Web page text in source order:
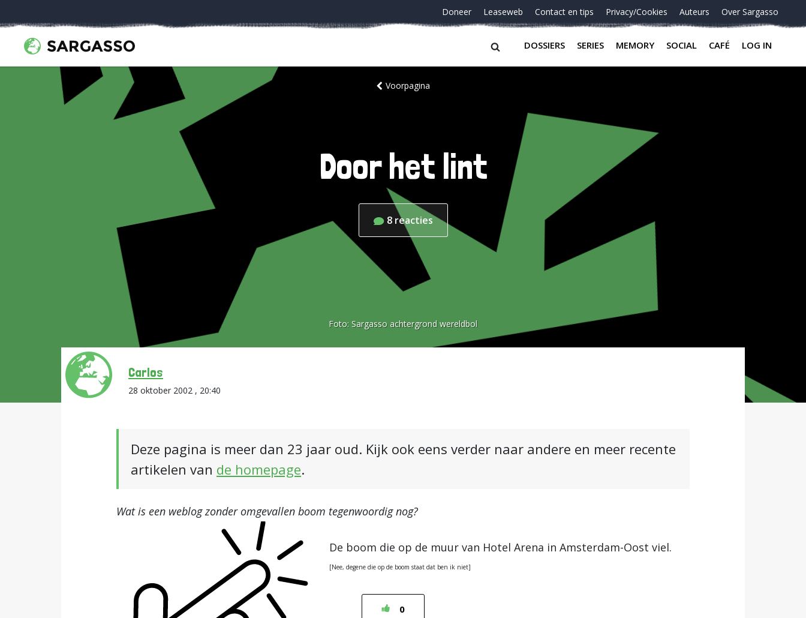
Doneer Leaseweb Contact en tips Privacy/Cookies Auteurs Over Sargasso
DOSSIERS SERIES MEMORY SOCIAL CAFÉ LOG IN
Voorpagina
Door het lint
8 reacties
Foto: Sargasso achtergrond wereldbol
Carlos
28 oktober 2002 , 20:40
Deze pagina is meer dan 23 jaar oud. Kijk ook eens verder naar andere en meer recente
artikelen van de homepage.
Wat is een weblog zonder omgevallen boom tegenwoordig nog?
De boom die op de muur van Hotel Arena in Amsterdam-Oost viel.
[Nee, degene die op de boom staat dat ben ik niet]
0